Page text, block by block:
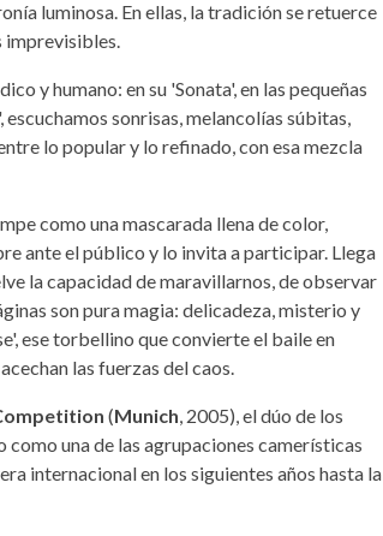
luminosa. En ellas, la tradición se retuerce
imprevisibles.
y humano: en su 'Sonata', en las pequeñas
sonrisas, melancolías súbitas,
lo popular y lo refinado, con esa mezcla
como una mascarada llena de color,
ante el público y lo invita a participar. Llega
la capacidad de maravillarnos, de observar
son pura magia: delicadeza, misterio y
ese torbellino que convierte el baile en
las fuerzas del caos.
(Munich , 2005), el dúo de los
una de las agrupaciones camerísticas
internacional en los siguientes años hasta la